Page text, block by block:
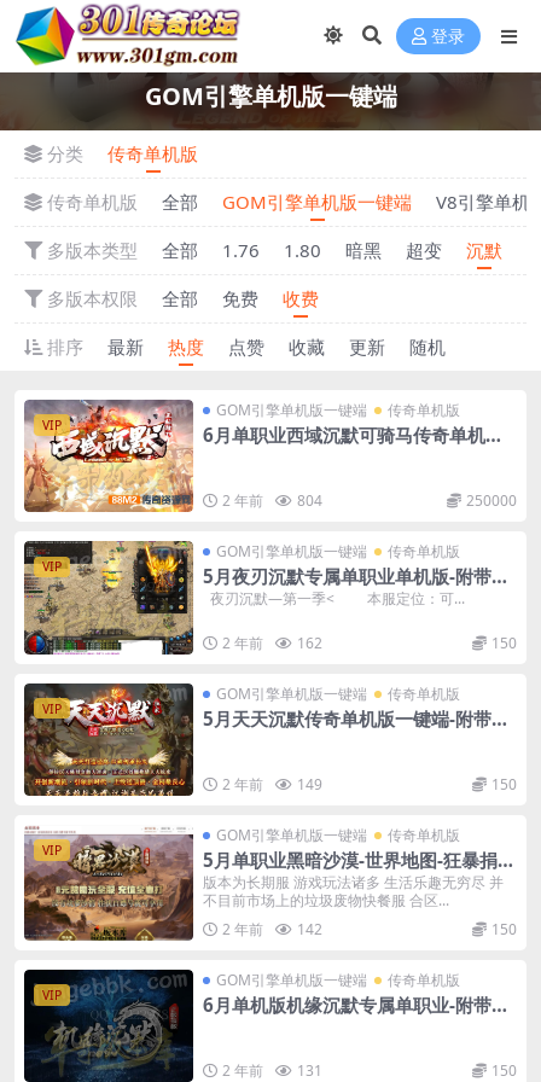
登录
GOM引擎单机版一键端
分类
传奇单机版
传奇单机版
全部 GOM引擎单机版一键端
V8引擎单机
多版本类型
全部 1.76 1.80 暗黑 超变 沉默
多版本权限
全部 免费
收费
排序
最新 热度 点赞 收藏 更新 随机
VIP
GOM引擎单机版一键端 传奇单机版
6月单职业西域沉默可骑马传奇单机版-
2 年前 804 250000
VIP
GOM引擎单机版一键端 传奇单机版
5月夜刃沉默专属单职业单机版-附带G
M后台
夜刃沉默—第一季< 本服定位：可...
2 年前 162 150
VIP
GOM引擎单机版一键端 传奇单机版
5月天天沉默传奇单机版一键端-附带可
2 年前 149 150
VIP
GOM引擎单机版一键端 传奇单机版
5月单职业黑暗沙漠-世界地图-狂暴捐献
魔体-附带GM后台一键端
版本为长期服 游戏玩法诸多 生活乐趣无穷尽 并
不目前市场上的垃圾废物快餐服 合区...
2 年前
142 150
VIP
GOM引擎单机版一键端 传奇单机版
6月单机版机缘沉默专属单职业-附带G
2 年前 131 150